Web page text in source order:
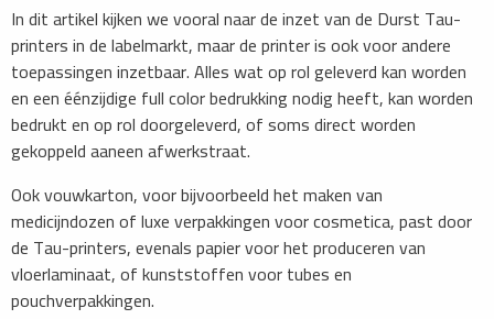
In dit artikel kijken we vooral naar de inzet van de Durst Tau-
printers in de labelmarkt, maar de printer is ook voor andere
toepassingen inzetbaar. Alles wat op rol geleverd kan worden
en een éénzijdige full color bedrukking nodig heeft, kan worden
bedrukt en op rol doorgeleverd, of soms direct worden
gekoppeld aaneen afwerkstraat.
Ook vouwkarton, voor bijvoorbeeld het maken van
medicijndozen of luxe verpakkingen voor cosmetica, past door
de Tau-printers, evenals papier voor het produceren van
vloerlaminaat, of kunststoffen voor tubes en
pouchverpakkingen.